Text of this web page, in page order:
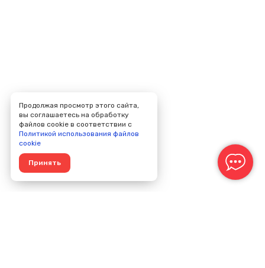
Продолжая просмотр этого сайта,
вы соглашаетесь на обработку
файлов cookie в соответствии с
Политикой использования файлов
cookie
Принять